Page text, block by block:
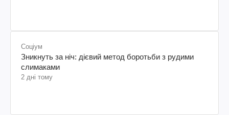
Соціум
Зникнуть за ніч: дієвий метод боротьби з рудими
слимаками
2 дні тому